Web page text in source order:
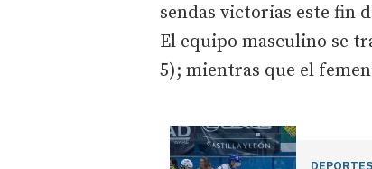
sendas victorias este fin
El equipo masculino se
5); mientras que el
DEPORTES